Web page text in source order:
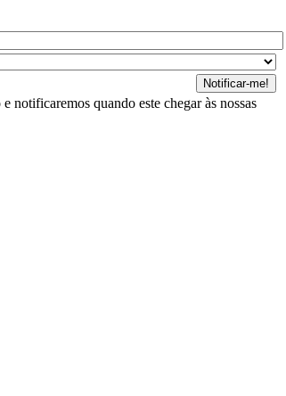
notificaremos quando este chegar às nossas